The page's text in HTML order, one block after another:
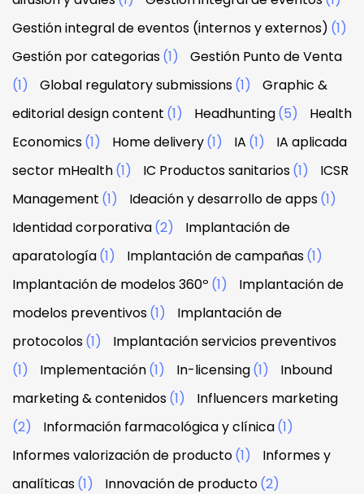
Gestión integral de eventos (internos y externos) (1)
Gestión por categorias(1)
Gestión Punto de Venta
(1)
Global regulatory submissions(1)
Graphic &
editorial design content (1) Headhunting(5)
Health
Economics(1) Home delivery(1) IA (1)
IA aplicada
sector mHealth(1) IC Productos sanitarios(1)
ICSR
Management (1) Ideación y desarrollo de apps(1)
Identidad corporativa(2)
Implantación de
aparatología(1) Implantación de campañas(1)
Implantación de modelos 360º (1)
Implantación de
modelos preventivos(1)
Implantación de
protocolos(1)
Implantación servicios preventivos
(1)
Implementación(1) In-licensing(1)
Inbound
marketing & contenidos(1)
Influencers marketing
(2)
Información farmacológica y clínica(1)
Informes valorización de producto(1)
Informes y
analíticas(1) Innovación de producto(2)